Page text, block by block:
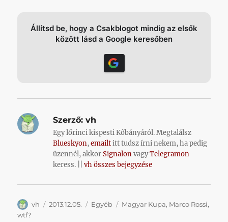
Állítsd be, hogy a Csakblogot mindig az elsők
között lásd a Google keresőben
Szerző: vh
Egy lőrinci kispesti Kőbányáról. Megtalálsz
Blueskyon,emailtitt tudsz írni nekem, ha pedig
üzennél, akkorSignalonvagyTelegramon
keress. ||vh összes bejegyzése
Szerző
vh Közzétéve
2013.12.05. Kategória
Egyéb Címke
Magyar Kupa, Marco Rossi,
wtf?